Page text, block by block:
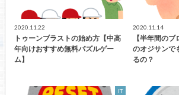
2020.11.22
トゥーンブラストの始め方【中高
年向けおすすめ無料パズルゲー
ム】
2020.11.14
【半年間の
のオジサンで
るの？
IT